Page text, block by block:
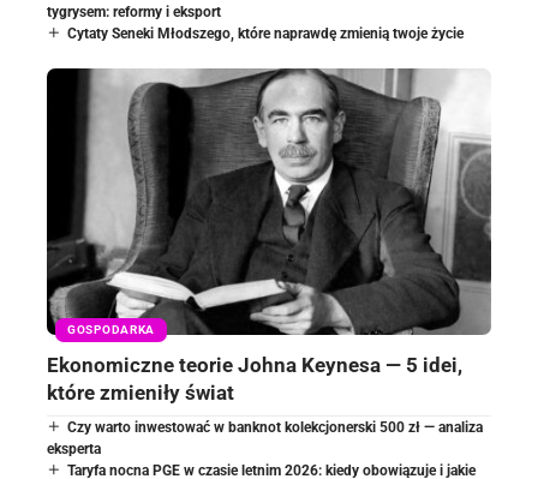
tygrysem: reformy i eksport
Cytaty Seneki Młodszego, które naprawdę zmienią twoje życie
GOSPODARKA
Ekonomiczne teorie Johna Keynesa — 5 idei,
które zmieniły świat
Czy warto inwestować w banknot kolekcjonerski 500 zł — analiza
eksperta
Taryfa nocna PGE w czasie letnim 2026: kiedy obowiązuje i jakie